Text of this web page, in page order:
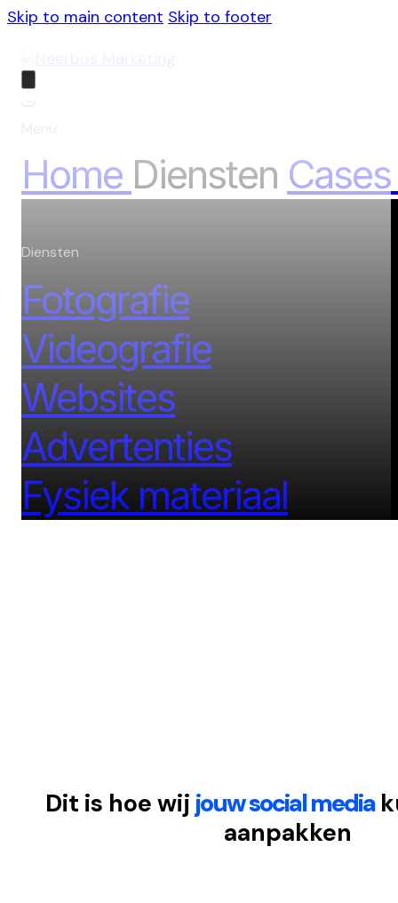
Skip to main content Skip to footer
Home Diensten Cases
Diensten
Fotografie
Videografie
Websites
Advertenties
Fysiek materiaal
Dit is hoe wij jouw social media
aanpakken